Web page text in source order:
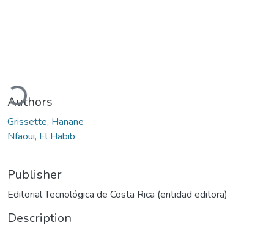
Loading...
Authors
Grissette, Hanane
Nfaoui, El Habib
Publisher
Editorial Tecnológica de Costa Rica (entidad editora)
Description